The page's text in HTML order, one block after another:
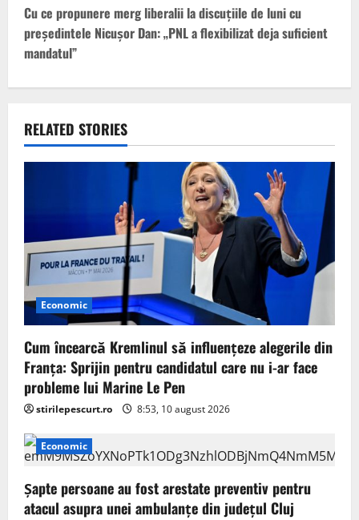
t
n
a
v
i
a
t
i
o
n
Cu ce propunere merg liberalii la discuțiile de luni cu
președintele Nicușor Dan: „PNL a flexibilizat deja suficient
mandatul”
RELATED STORIES
Economic
Cum încearcă Kremlinul să influențeze alegerile din
Franța: Sprijin pentru candidatul care nu i-ar face
probleme lui Marine Le Pen
stirilepescurt.ro 8:53, 10 august 2026
Economic
Șapte persoane au fost arestate preventiv pentru
atacul asupra unei ambulanțe din județul Cluj